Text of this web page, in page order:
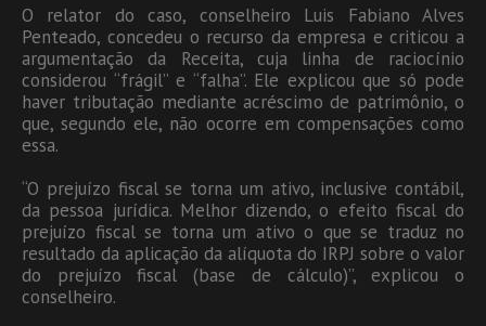
O relator do caso, conselheiro Luis Fabiano Alves
Penteado, concedeu o recurso da empresa e criticou a
argumentação da Receita, cuja linha de raciocínio
considerou “frágil” e “falha”. Ele explicou que só pode
haver tributação mediante acréscimo de patrimônio, o
que, segundo ele, não ocorre em compensações como
essa.
“O prejuízo fiscal se torna um ativo, inclusive contábil,
da pessoa jurídica. Melhor dizendo, o efeito fiscal do
prejuízo fiscal se torna um ativo o que se traduz no
resultado da aplicação da alíquota do IRPJ sobre o valor
do prejuízo fiscal (base de cálculo)”, explicou o
conselheiro.